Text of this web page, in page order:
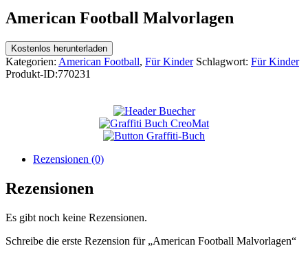
American Football Malvorlagen
Kostenlos herunterladen
Kategorien: American Football, Für Kinder Schlagwort: Für Kinder
Produkt-ID:770231
Rezensionen (0)
Rezensionen
Es gibt noch keine Rezensionen.
Schreibe die erste Rezension für „American Football Malvorlagen“